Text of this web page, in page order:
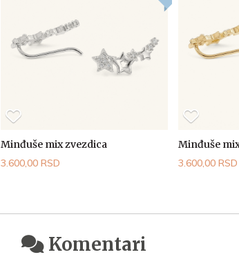
Minđuše mix zvezdica
3.600,00 RSD
Minđuše
3.600,00 RSD
Komentari